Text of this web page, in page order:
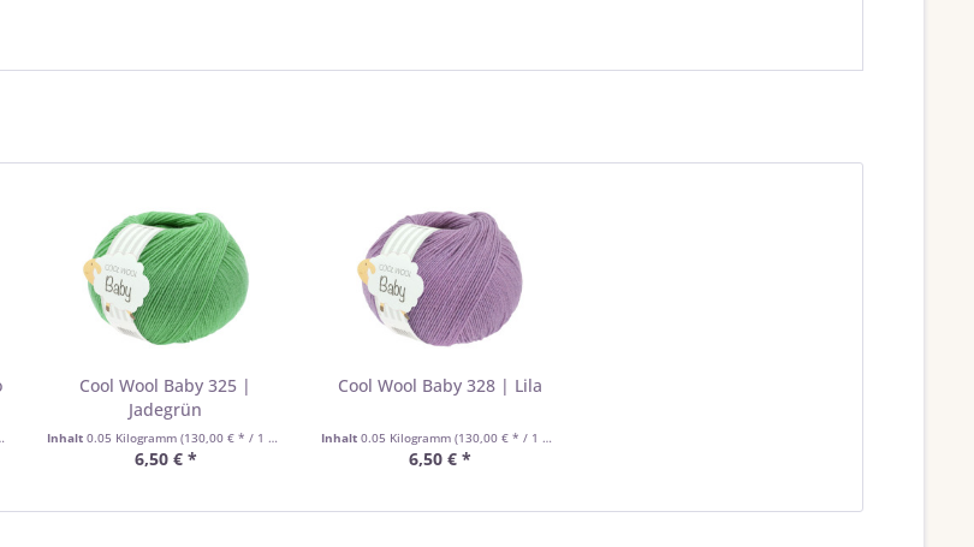
Cool Wool Baby 325 |
Jadegrün
Inhalt0.05 Kilogramm(130,00 € * / 1 Kilogramm)
6,50 € *
Cool Wool Baby 328 | Lila
Inhalt 0.05 Kilogramm (130,00 € * / 1 Kilogramm)
6,50 € *